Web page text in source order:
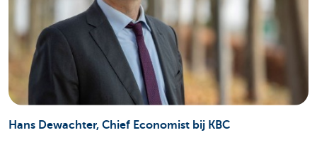
Hans Dewachter, Chief Economist bij KBC